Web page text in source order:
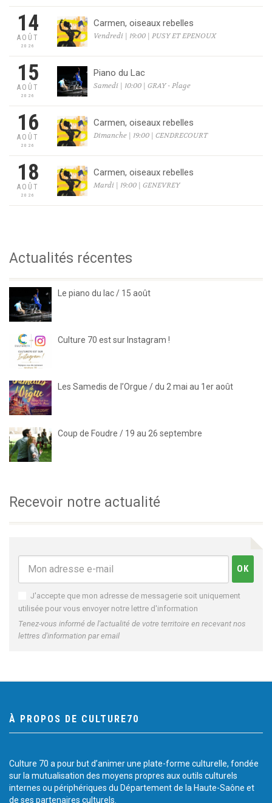
14
AOÛT
2026
Carmen, oiseaux rebelles
Vendredi | 19:00 | PUSY ET EPENOUX
15
AOÛT
2026
Piano du Lac
Samedi | 10:00 | GRAY - Plage
16
AOÛT
2026
Carmen, oiseaux rebelles
Dimanche | 19:00 | CENDRECOURT
18
AOÛT
2026
Carmen, oiseaux rebelles
Mardi | 19:00 | GENEVREY
Actualités récentes
Le piano du lac / 15 août
Culture 70 est sur Instagram !
Les Samedis de l’Orgue / du 2 mai au 1er août
Coup de Foudre / 19 au 26 septembre
Recevoir notre actualité
J'accepte que mon adresse de messagerie soit uniquement
utilisée pour vous envoyer notre lettre d'information
Tenez-vous informé de l'actualité de votre territoire en recevant nos
lettres d'information par email
À PROPOS DE CULTURE70
Culture 70 a pour but d’animer une plate-forme culturelle, fondée
sur la mutualisation des moyens propres aux outils culturels
internes ou périphériques du Département de la Haute-Saône et
de ses partenaires culturels.